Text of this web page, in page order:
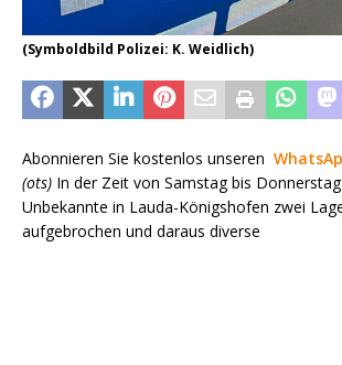
(Symboldbild Polizei: K. Weidlich)
Abonnieren Sie kostenlos unseren
(ots) In der Zeit von Samstag bis
Unbekannte in Lauda-Königshofen zwei
aufgebrochen und daraus diverse